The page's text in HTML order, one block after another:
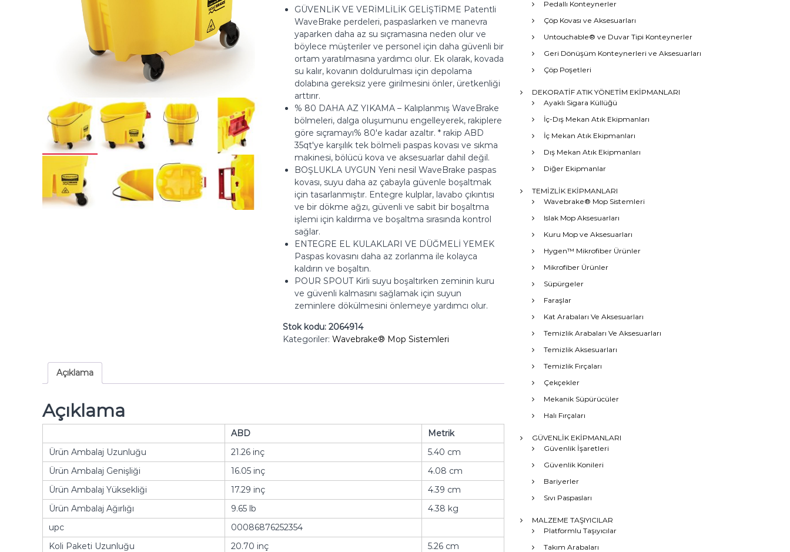
GÜVENLİK VE VERİMLİLİK GELİŞTİRME Patentli
WaveBrake perdeleri, paspaslarken ve manevra
yaparken daha az su sıçramasına neden olur ve
böylece müşteriler ve personel için daha güvenli bir
ortam yaratılmasına yardımcı olur. Ek olarak, kovada
su kalır, kovanın doldurulması için depolama
dolabına gereksiz yere girilmesini önler, üretkenliği
arttırır.
% 80 DAHA AZ YIKAMA – Kalıplanmış WaveBrake
bölmeleri, dalga oluşumunu engelleyerek, rakiplere
göre sıçramayı% 80'e kadar azaltır. * rakip ABD
35qt'ye karşılık tek bölmeli paspas kovası ve sıkma
makinesi, bölücü kova ve aksesuarlar dahil değil.
BOŞLUKLA UYGUN Yeni nesil WaveBrake paspas
kovası, suyu daha az çabayla güvenle boşaltmak
için tasarlanmıştır. Entegre kulplar, lavabo çıkıntısı
ve bir dökme ağzı, güvenli ve sabit bir boşaltma
işlemi için kaldırma ve boşaltma sırasında kontrol
sağlar.
ENTEGRE EL KULAKLARI VE DÜĞMELİ YEMEK
Paspas kovasını daha az zorlanma ile kolayca
kaldırın ve boşaltın.
POUR SPOUT Kirli suyu boşaltırken zeminin kuru
ve güvenli kalmasını sağlamak için suyun
zeminlere dökülmesini önlemeye yardımcı olur.
Stok kodu: 2064914
Kategoriler: Wavebrake® Mop Sistemleri
Açıklama
Açıklama
ABD
Metrik
Ürün Ambalaj Uzunluğu
21.26 inç
5.40 cm
Ürün Ambalaj Genişliği
16.05 inç
4.08 cm
Ürün Ambalaj Yüksekliği
17.29 inç
4.39 cm
Ürün Ambalaj Ağırlığı
9.65 lb
4.38 kg
upc
00086876252354
Koli Paketi Uzunluğu
20.70 inç
5.26 cm
Pedallı Konteynerler
Çöp Kovası ve Aksesuarları
Untouchable® ve Duvar Tipi Konteynerler
Geri Dönüşüm Konteynerleri ve Aksesuarları
Çöp Poşetleri
DEKORATİF ATIK YÖNETİM EKİPMANLARI
Ayaklı Sigara Küllüğü
İç-Dış Mekan Atık Ekipmanları
İç Mekan Atık Ekipmanları
Dış Mekan Atık Ekipmanları
Diğer Ekipmanlar
TEMİZLİK EKİPMANLARI
Wavebrake® Mop Sistemleri
Islak Mop Aksesuarları
Kuru Mop ve Aksesuarları
Hygen™ Mikrofiber Ürünler
Mikrofiber Ürünler
Süpürgeler
Faraşlar
Kat Arabaları Ve Aksesuarları
Temizlik Arabaları Ve Aksesuarları
Temizlik Aksesuarları
Temizlik Fırçaları
Çekçekler
Mekanik Süpürücüler
Halı Fırçaları
GÜVENLİK EKİPMANLARI
Güvenlik İşaretleri
Güvenlik Konileri
Bariyerler
Sıvı Paspasları
MALZEME TAŞIYICILAR
Platformlu Taşıyıcılar
Takım Arabaları